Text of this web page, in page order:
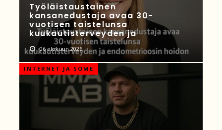
Työläistaustainen
kansanedustaja avaa 30-
vuotisen taistelunsa
kuukautisterveyden ja
06 elokuun 2026
INTERNET JA SOME